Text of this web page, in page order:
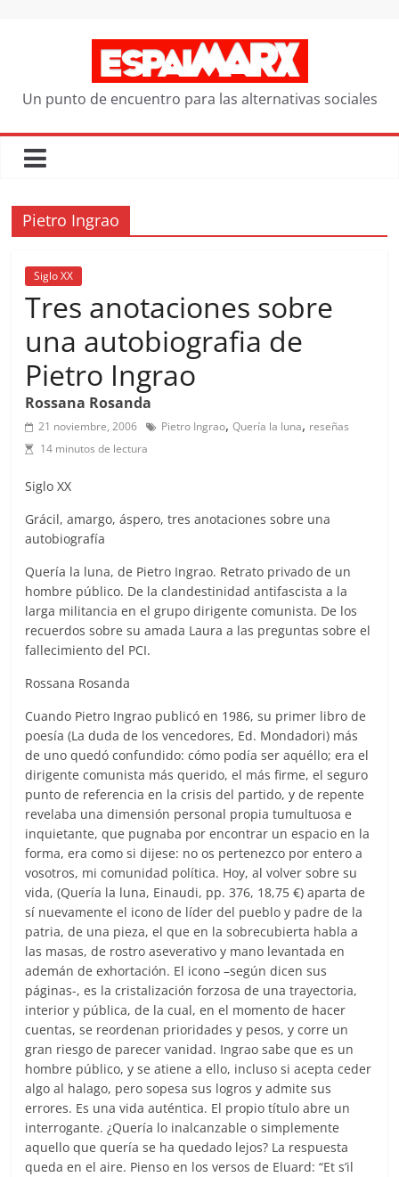
Un punto de encuentro para las alternativas sociales
Pietro Ingrao
Siglo XX
Tres anotaciones sobre
una autobiografia de
Pietro Ingrao
Rossana Rosanda
21 noviembre, 2006 Pietro Ingrao,Quería la luna, reseñas
14 minutos de lectura
Siglo XX
Grácil, amargo, áspero, tres anotaciones sobre una
autobiografía
Quería la luna, de Pietro Ingrao. Retrato privado de un
hombre público. De la clandestinidad antifascista a la
larga militancia en el grupo dirigente comunista. De los
recuerdos sobre su amada Laura a las preguntas sobre el
fallecimiento del PCI.
Rossana Rosanda
Cuando Pietro Ingrao publicó en 1986, su primer libro de
poesía (La duda de los vencedores, Ed. Mondadori) más
de uno quedó confundido: cómo podía ser aquéllo; era el
dirigente comunista más querido, el más firme, el seguro
punto de referencia en la crisis del partido, y de repente
revelaba una dimensión personal propia tumultuosa e
inquietante, que pugnaba por encontrar un espacio en la
forma, era como si dijese: no os pertenezco por entero a
vosotros, mi comunidad política. Hoy, al volver sobre su
vida, (Quería la luna, Einaudi, pp. 376, 18,75 €) aparta de
sí nuevamente el icono de líder del pueblo y padre de la
patria, de una pieza, el que en la sobrecubierta habla a
las masas, de rostro aseverativo y mano levantada en
ademán de exhortación. El icono –según dicen sus
páginas-, es la cristalización forzosa de una trayectoria,
interior y pública, de la cual, en el momento de hacer
cuentas, se reordenan prioridades y pesos, y corre un
gran riesgo de parecer vanidad. Ingrao sabe que es un
hombre público, y se atiene a ello, incluso si acepta ceder
algo al halago, pero sopesa sus logros y admite sus
errores. Es una vida auténtica. El propio título abre un
interrogante. ¿Quería lo inalcanzable o simplemente
aquello que quería se ha quedado lejos? La respuesta
queda en el aire. Pienso en los versos de Eluard: “Et s’il